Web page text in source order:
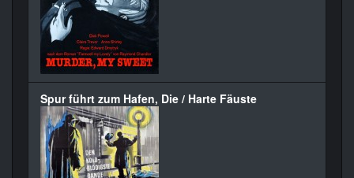
Spur führt zum Hafen, Die / Harte Fäuste